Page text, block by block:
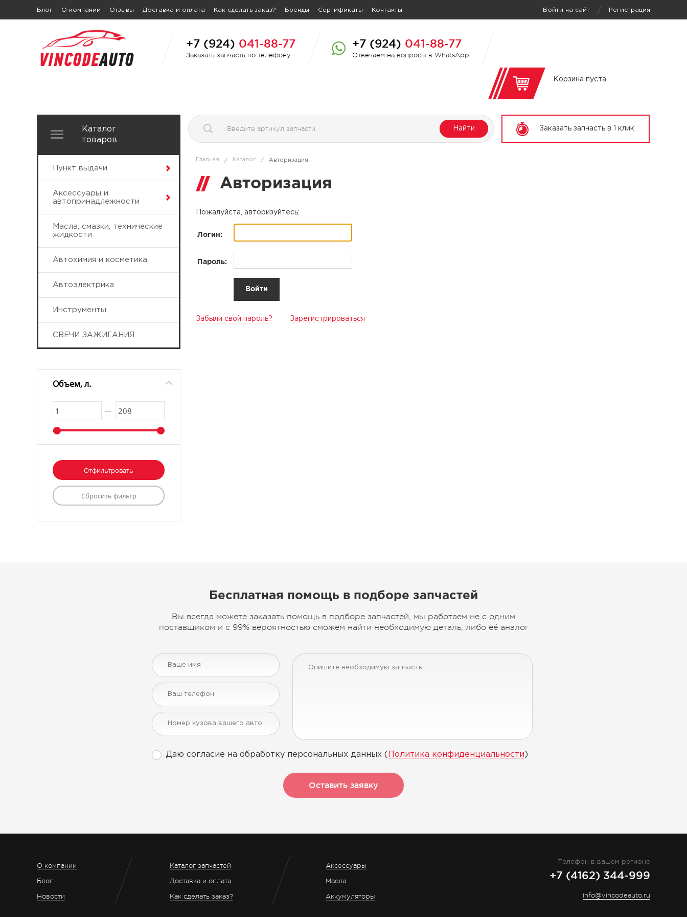
Блог О компании Отзывы Доставка и оплата Как сделать заказ? Бренды Сертификаты Контакты Войти на сайт / Регистрация
+7 (924) 041-88-77
Заказать запчасть по телефону
+7 (924) 041-88-77
Отвечаем на вопросы в WhatsApp
Корзина пуста
Каталог
товаров
Пункт выдачи
Аксессуары и
автопринадлежности
Масла, смазки, технические
жидкости
Автохимия и косметика
Автоэлектрика
Инструменты
СВЕЧИ ЗАЖИГАНИЯ
Объем, л.
Найти Заказать запчасть в 1 клик
Главная / Каталог / Авторизация
Авторизация
Пожалуйста, авторизуйтесь:
Логин:
Пароль:
Забыли свой пароль? Зарегистрироваться
Бесплатная помощь в подборе запчастей
Вы всегда можете заказать помощь в подборе запчастей, мы работаем не с одним
поставщиком и с 99% вероятностью сможем найти необходимую деталь, либо её аналог
Даю согласие на обработку персональных данных ( Политика конфиденциальности )
Оставить заявку
О компании
Блог
Новости
Каталог запчастей
Доставка и оплата
Как сделать заказ?
Аксессуары
Масла
Аккумуляторы
Телефон в вашем регионе
+7 (4162) 344-999
info@vincodeauto.ru